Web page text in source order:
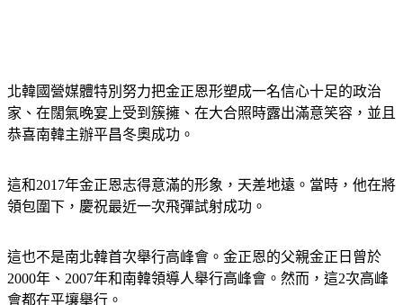
家、在闊氣晚宴上受到簇擁、在大合照時露出滿意笑容，並且
恭喜南韓主辦平昌冬奧成功。
領包圍下，慶祝最近一次飛彈試射成功。
2000年、2007年和南韓領導人舉行高峰會。然而，這2次高峰
會都在平壤舉行。